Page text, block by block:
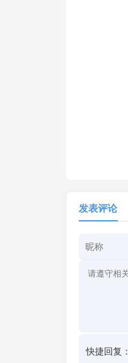
发表评论
快捷回复：